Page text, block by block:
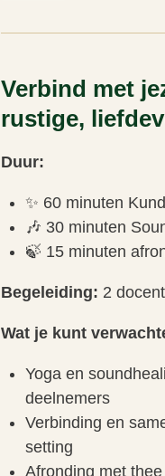
Verbind met
rustige,
Duur:
✨ 60 minuten
🎶 30 minuten
🍃 15 minuten
Begeleiding: 2
Wat je kunt
Yoga en
deelnemers
Verbinding en
setting
Afronding met